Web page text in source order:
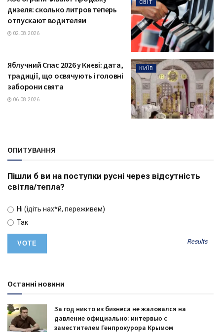
СВІТ
дизеля: сколько литров теперь
отпускают водителям
02.08.2026
КИЇВ
Яблучний Спас 2026 у Києві: дата,
традиції, що освячують і головні
заборони свята
06.08.2026
ОПИТУВАННЯ
Пішли б ви на поступки русні через відсутність
світла/тепла?
Ні (ідіть нах*й, переживем)
Так
Results
Останні новини
За год никто из бизнеса не жаловался на
давление официально: интервью с
заместителем Генпрокурора Крымом